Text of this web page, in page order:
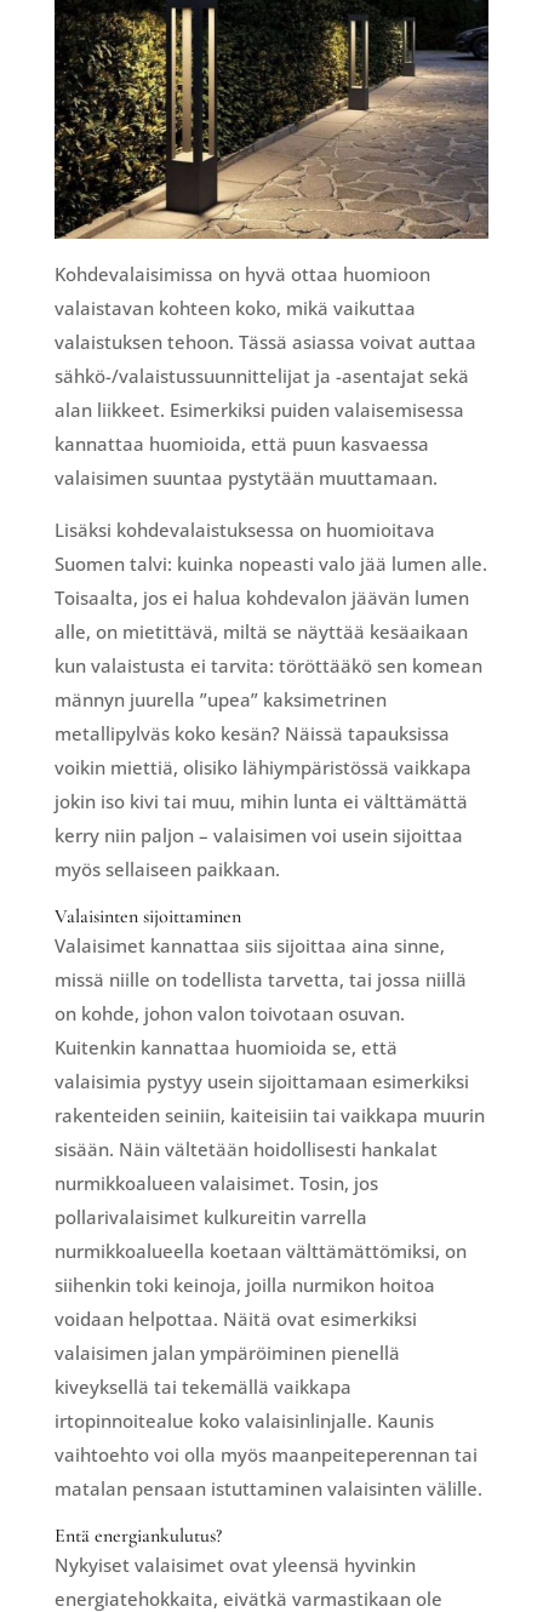
Kohdevalaisimissa on hyvä ottaa huomioon
valaistavan kohteen koko, mikä vaikuttaa
valaistuksen tehoon. Tässä asiassa voivat auttaa
sähkö-/valaistussuunnittelijat ja -asentajat sekä
alan liikkeet. Esimerkiksi puiden valaisemisessa
kannattaa huomioida, että puun kasvaessa
valaisimen suuntaa pystytään muuttamaan.
Lisäksi kohdevalaistuksessa on huomioitava
Suomen talvi: kuinka nopeasti valo jää lumen alle.
Toisaalta, jos ei halua kohdevalon jäävän lumen
alle, on mietittävä, miltä se näyttää kesäaikaan
kun valaistusta ei tarvita: töröttääkö sen komean
männyn juurella ”upea” kaksimetrinen
metallipylväs koko kesän? Näissä tapauksissa
voikin miettiä, olisiko lähiympäristössä vaikkapa
jokin iso kivi tai muu, mihin lunta ei välttämättä
kerry niin paljon – valaisimen voi usein sijoittaa
myös sellaiseen paikkaan.
Valaisinten sijoittaminen
Valaisimet kannattaa siis sijoittaa aina sinne,
missä niille on todellista tarvetta, tai jossa niillä
on kohde, johon valon toivotaan osuvan.
Kuitenkin kannattaa huomioida se, että
valaisimia pystyy usein sijoittamaan esimerkiksi
rakenteiden seiniin, kaiteisiin tai vaikkapa muurin
sisään. Näin vältetään hoidollisesti hankalat
nurmikkoalueen valaisimet. Tosin, jos
pollarivalaisimet kulkureitin varrella
nurmikkoalueella koetaan välttämättömiksi, on
siihenkin toki keinoja, joilla nurmikon hoitoa
voidaan helpottaa. Näitä ovat esimerkiksi
valaisimen jalan ympäröiminen pienellä
kiveyksellä tai tekemällä vaikkapa
irtopinnoitealue koko valaisinlinjalle. Kaunis
vaihtoehto voi olla myös maanpeiteperennan tai
matalan pensaan istuttaminen valaisinten välille.
Entä energiankulutus?
Nykyiset valaisimet ovat yleensä hyvinkin
energiatehokkaita, eivätkä varmastikaan ole